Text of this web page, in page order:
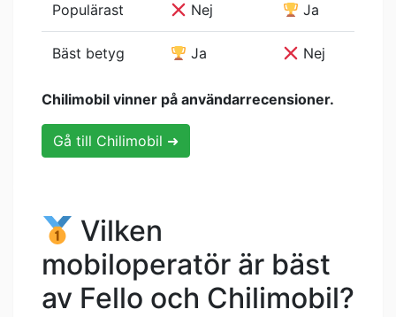
Populärast Nej Ja
Bäst betyg Ja Nej
Chilimobil vinner på användarrecensioner.
Gå till Chilimobil ➜
Vilken
mobiloperatör är bäst
av Fello och Chilimobil?